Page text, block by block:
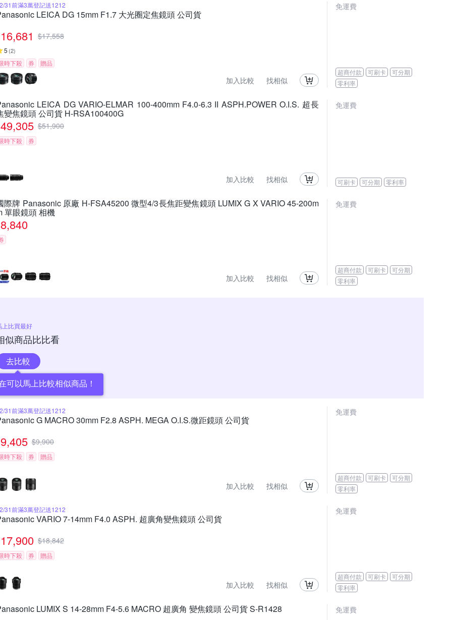
31前滿3萬登記送1212
LEICA DG 15mm F1.7 大光圈定焦鏡頭 公司貨
16,681 $17,558
5 (2)
時下殺 券 贈品
加入比較 找相似
免運費
超商付款 可刷卡
可分期
零利率
LEICA DG VARIO-ELMAR 100-400mm F4.0-6.3 II ASPH.POWER O.I.S. 超長
變焦鏡頭 公司貨 H-RSA100400G
49,305 $51,900
時下殺 券
加入比較 找相似
免運費
可刷卡 可分期 零利率
際牌 Panasonic 原廠 H-FSA45200 微型4/3長焦距變焦鏡頭 LUMIX G X VARIO 45-200m
單眼鏡頭 相機
8,840
加入比較 找相似
免運費
超商付款 可刷卡
可分期
零利率
上比買最好
似商品比比看
去比較
可以馬上比較相似商品！
31前滿3萬登記送1212
G MACRO 30mm F2.8 ASPH. MEGA O.I.S.微距鏡頭 公司貨
9,405 $9,900
時下殺 券 贈品
加入比較 找相似
免運費
超商付款 可刷卡
可分期
零利率
31前滿3萬登記送1212
VARIO 7-14mm F4.0 ASPH. 超廣角變焦鏡頭 公司貨
17,900 $18,842
時下殺 券 贈品
加入比較 找相似
免運費
超商付款 可刷卡
可分期
零利率
LUMIX S 14-28mm F4-5.6 MACRO 超廣角 變焦鏡頭 公司貨 S-R1428 免運費